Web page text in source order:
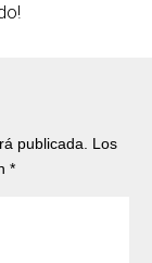
publicada.
Los
*